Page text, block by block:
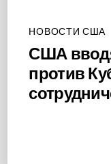
НОВОСТИ США
США
против